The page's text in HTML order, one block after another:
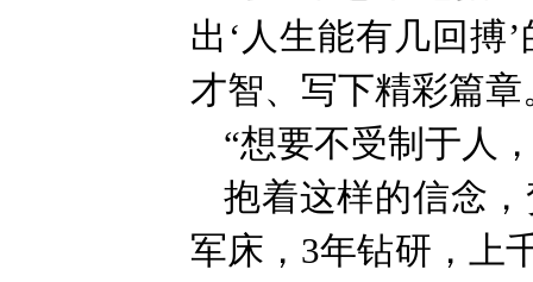
出‘人生能有几回搏
才智、写下精彩篇章
“想要不受制于人
抱着这样的信念
军床，3年钻研，上